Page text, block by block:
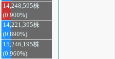
14,248,595株
(0.900%)
14,221,395株
(0.890%)
15,246,195株
(0.960%)